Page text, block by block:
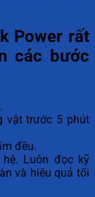
Power rất
các bước
vật trước 5 phút
đều.
Luôn đọc kỹ
và hiệu quả tối